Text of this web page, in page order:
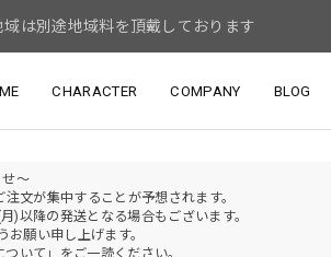
は別途地域料を頂戴しております
CHARACTER COMPANY BLOG
～
文が集中することが予想されます。
)以降の発送となる場合もございます。
願い申し上げます。
いて」をご一読ください。